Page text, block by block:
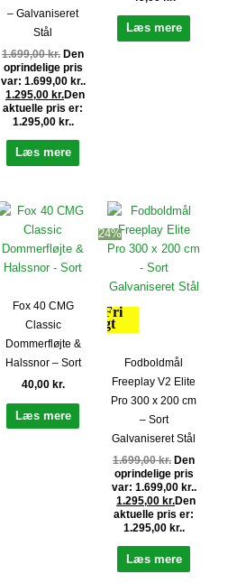
– Galvaniseret
Stål
1.699,00kr. Den
oprindelige pris
var: 1.699,00 kr..
1.295,00 kr.Den
aktuelle pris er:
1.295,00 kr..
Læs mere
Læs mere
Fox 40 CMG
Classic
Dommerfløjte &
Halssnor – Sort
40,00 kr.
Læs mere
24%
Fri
fragt
Fodboldmål
Freeplay V2 Elite
Pro 300 x 200 cm
– Sort
Galvaniseret Stål
1.699,00kr. Den
oprindelige pris
var: 1.699,00 kr..
1.295,00 kr.Den
aktuelle pris er:
1.295,00 kr..
Læs mere